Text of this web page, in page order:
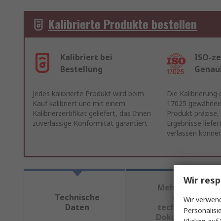
Kalibrierte Produkte bestellen
Kalibriert bei
Bestellung
ISO-
Jedes kalibrierte Produkt wird beim
Kauf kalibriert und mit einem
Kalibrierzertifikat geliefert, das Ihnen
zuverlässige Konformität garantiert
Die Kalibrierung
17025
Produkt
Ergebnisse
verlassen
Technische
Daten
Mehr Infos
und
technische
Dokumente
Wir
Wir